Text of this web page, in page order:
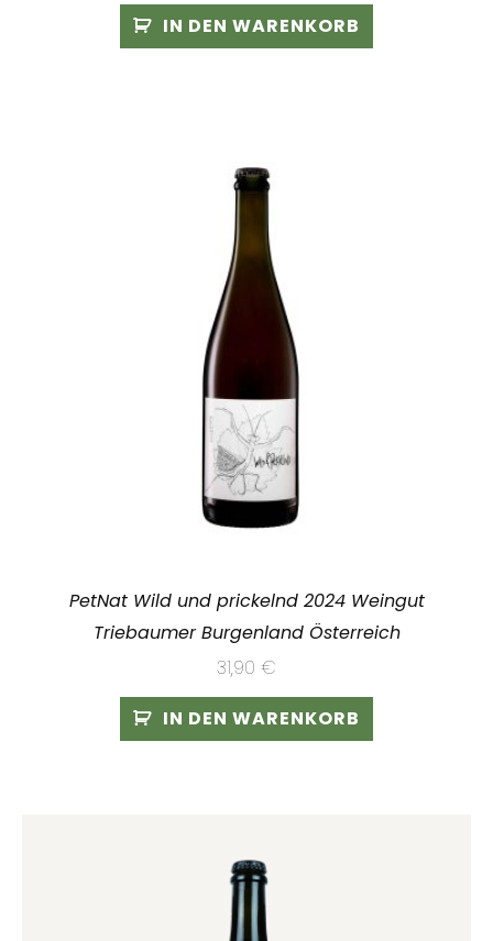
IN DEN WARENKORB
PetNat Wild und prickelnd 2024 Weingut
Triebaumer Burgenland Österreich
31,90 €
IN DEN WARENKORB